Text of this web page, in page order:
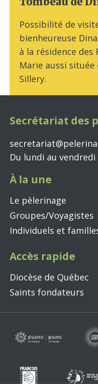
Possibilité de
bienheureuse
à la résidence des
Marie aussi située
Sillery.
Secrétariat des
Du lundi au vendredi
À la une
Le pèlerinage
Groupes/Voyagistes
Individuels et
Accès rapide
Diocèse de Québec
Saints fondateurs